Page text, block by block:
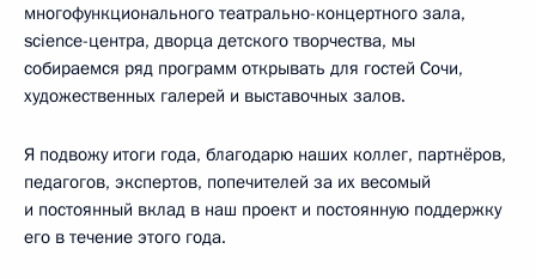
многофункционального театрально-концертного зала,
science-центра, дворца детского творчества, мы
собираемся ряд программ открывать для гостей Сочи,
художественных галерей и выставочных залов.
Я подвожу итоги года, благодарю наших коллег, партнёров,
педагогов, экспертов, попечителей за их весомый
и постоянный вклад в наш проект и постоянную поддержку
его в течение этого года.